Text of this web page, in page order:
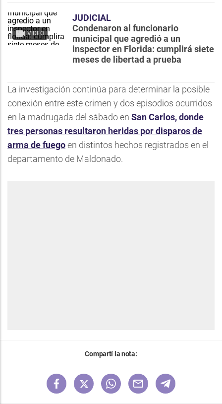
VIDEO
JUDICIAL
Condenaron al funcionario
municipal que agredió a un
inspector en Florida: cumplirá siete
meses de libertad a prueba
La investigación continúa para determinar la posible
conexión entre este crimen y dos episodios ocurridos
en la madrugada del sábado en San Carlos, donde
tres personas resultaron heridas por disparos de
arma de fuegoen distintos hechos registrados en el
departamento de Maldonado.
Compartí la nota: